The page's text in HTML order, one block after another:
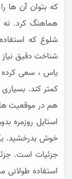
که بتوان آن ها
هماهنگ کرد. نه
شلوغ که
شناخت دقیق
یاس ، سعی کرده
کمتر کند.
هم در موقعیت
استایل روزمره
خوش بدرخشید.
جزئیات است.
استفاده